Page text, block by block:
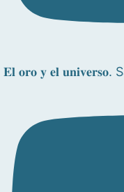
𝐄𝐥 𝐨𝐫𝐨 𝐲 𝐞𝐥